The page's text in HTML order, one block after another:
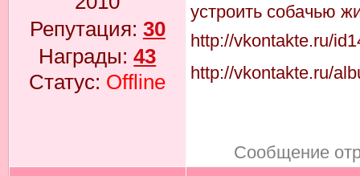
Репутация: 30
Награды:43
Статус: Offline
устроить собачью
http://vkontakte.ru/
http://vkontakte.ru/
Сообщение